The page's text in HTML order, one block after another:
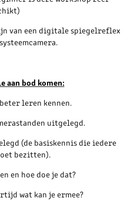
van een digitale spiegelreflex
aan bod komen:
leren kennen.
uitgelegd.
(de basiskennis die iedere
bezitten).
en hoe doe je dat?
wat kan je ermee?